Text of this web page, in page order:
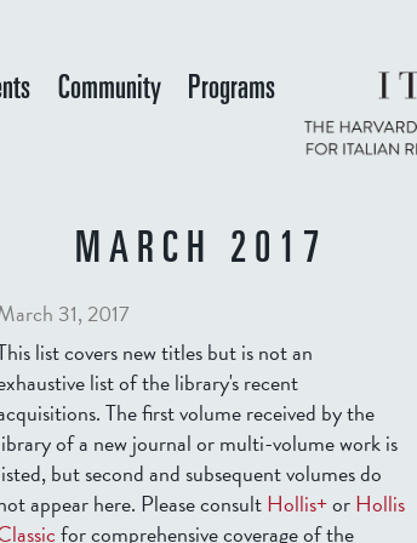
main
content
Community Programs
MARCH 2017
31, 2017
list covers new titles but is not an
list of the library's recent
The first volume received by the
of a new journal or multi-volume work is
but second and subsequent volumes do
appear here. Please consultHollis+orHollis
for comprehensive coverage of the